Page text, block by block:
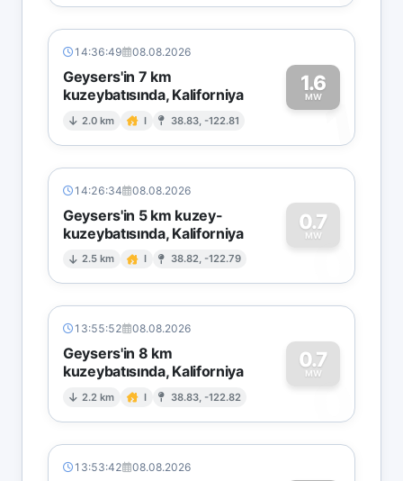
14:36:49 08.08.2026
Geysers'in 7 km
kuzeybatısında, Kaliforniya
2.0 km I 38.83, -122.81
1.6
MW1
14:26:34 08.08.2026
Geysers'in 5 km kuzey-
kuzeybatısında, Kaliforniya
2.5 km I 38.82, -122.79
0.7
MW
0
13:55:52 08.08.2026
Geysers'in 8 km
kuzeybatısında, Kaliforniya
2.2 km I 38.83, -122.82
0.7
MW
0
13:53:42 08.08.2026